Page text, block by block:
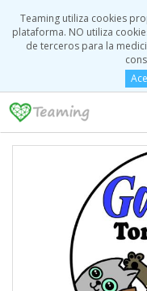
Teaming utiliza cookies
plataforma. NO utiliza
de terceros para la